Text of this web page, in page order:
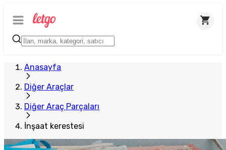
Anasayfa
Diğer Araçlar
Diğer Araç Parçaları
İnşaat kerestesi